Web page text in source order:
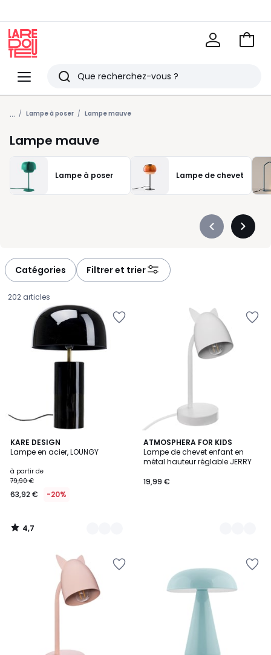
Menu
Redoute
Rechercher
Derniers
articles
vus
Voir
... Lampe à poser Lampe mauve
Lampe mauve
Lampe à poser Lampe de chevet
Précédent
Catégories Filtrer et trier
202 articles
KARE DESIGN
Lampe en acier, LOUNGY
Prix
à
partir
63,92
€
à partir de
79,90 €
63,92 € -20%
4,7
/ 5
7
Couleurs
4,7
/
ATMOSPHERA FOR KIDS
Lampe de chevet enfant en
métal hauteur réglable JERRY
19,99 €
3
Couleurs